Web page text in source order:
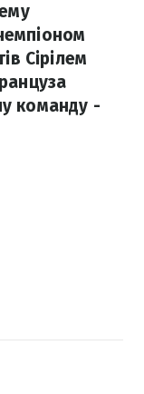
Сірілем
команду -